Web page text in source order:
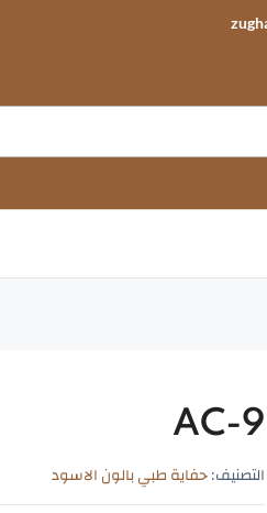
AC-9
التصنيف: حفاية طبي بالون الاسود